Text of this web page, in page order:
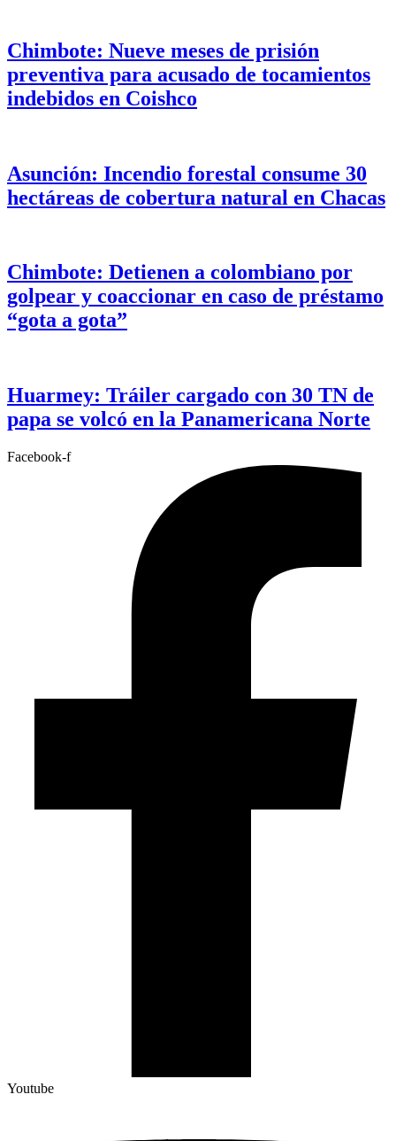
Chimbote: Nueve meses de prisión
preventiva para acusado de tocamientos
indebidos en Coishco
Asunción: Incendio forestal consume 30
hectáreas de cobertura natural en Chacas
Chimbote: Detienen a colombiano por
golpear y coaccionar en caso de préstamo
“gota a gota”
Huarmey: Tráiler cargado con 30 TN de
papa se volcó en la Panamericana Norte
Facebook-f
Youtube